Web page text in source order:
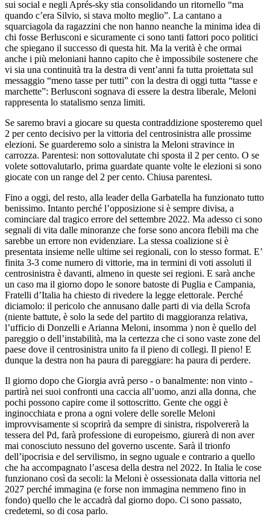
sui social e negli Aprés-sky stia consolidando un ritornello “ma
quando c’era Silvio, si stava molto meglio”. La cantano a
squarciagola da ragazzini che non hanno neanche la minima idea di
chi fosse Berlusconi e sicuramente ci sono tanti fattori poco politici
che spiegano il successo di questa hit. Ma la verità è che ormai
anche i più meloniani hanno capito che è impossibile sostenere che
vi sia una continuità tra la destra di vent’anni fa tutta proiettata sul
messaggio “meno tasse per tutti” con la destra di oggi tutta “tasse e
marchette”: Berlusconi sognava di essere la destra liberale, Meloni
rappresenta lo statalismo senza limiti.
Se saremo bravi a giocare su questa contraddizione sposteremo quel
2 per cento decisivo per la vittoria del centrosinistra alle prossime
elezioni. Se guarderemo solo a sinistra la Meloni stravince in
carrozza. Parentesi: non sottovalutate chi sposta il 2 per cento. O se
volete sottovalutarlo, prima guardate quante volte le elezioni si sono
giocate con un range del 2 per cento. Chiusa parentesi.
Fino a oggi, del resto, alla leader della Garbatella ha funzionato tutto
benissimo. Intanto perché l’opposizione si è sempre divisa, a
cominciare dal tragico errore del settembre 2022. Ma adesso ci sono
segnali di vita dalle minoranze che forse sono ancora flebili ma che
sarebbe un errore non evidenziare. La stessa coalizione si è
presentata insieme nelle ultime sei regionali, con lo stesso format. E’
finita 3-3 come numero di vittorie, ma in termini di voti assoluti il
centrosinistra è davanti, almeno in queste sei regioni. E sarà anche
un caso ma il giorno dopo le sonore batoste di Puglia e Campania,
Fratelli d’Italia ha chiesto di rivedere la legge elettorale. Perché
diciamolo: il pericolo che annusano dalle parti di via della Scrofa
(niente battute, è solo la sede del partito di maggioranza relativa,
l’ufficio di Donzelli e Arianna Meloni, insomma ) non è quello del
pareggio o dell’instabilità, ma la certezza che ci sono vaste zone del
paese dove il centrosinistra unito fa il pieno di collegi. Il pieno! E
dunque la destra non ha paura di pareggiare: ha paura di perdere.
Il giorno dopo che Giorgia avrà perso - o banalmente: non vinto -
partirà nei suoi confronti una caccia all’uomo, anzi alla donna, che
pochi possono capire come il sottoscritto. Gente che oggi è
inginocchiata e prona a ogni volere delle sorelle Meloni
improvvisamente si scoprirà da sempre di sinistra, rispolvererà la
tessera del Pd, farà professione di europeismo, giurerà di non aver
mai conosciuto nessuno del governo uscente. Sarà il trionfo
dell’ipocrisia e del servilismo, in segno uguale e contrario a quello
che ha accompagnato l’ascesa della destra nel 2022. In Italia le cose
funzionano così da secoli: la Meloni è ossessionata dalla vittoria nel
2027 perché immagina (e forse non immagina nemmeno fino in
fondo) quello che le accadrà dal giorno dopo. Ci sono passato,
credetemi, so di cosa parlo.